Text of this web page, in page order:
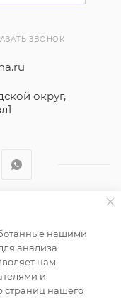
ЗВОНОК
округ,
групп"
справочный
офертой
2 статьи 437
Федерации.
нашими
анализа
нам
и
страниц нашего